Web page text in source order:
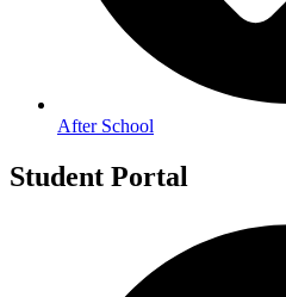
After School
Student Portal